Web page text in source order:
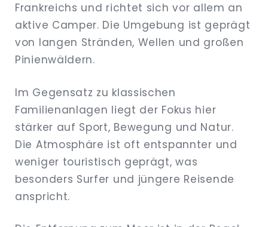
Frankreichs und richtet sich vor allem an
aktive Camper. Die Umgebung ist geprägt
von langen Stränden, Wellen und großen
Pinienwäldern.
Im Gegensatz zu klassischen
Familienanlagen liegt der Fokus hier
stärker auf Sport, Bewegung und Natur.
Die Atmosphäre ist oft entspannter und
weniger touristisch geprägt, was
besonders Surfer und jüngere Reisende
anspricht.